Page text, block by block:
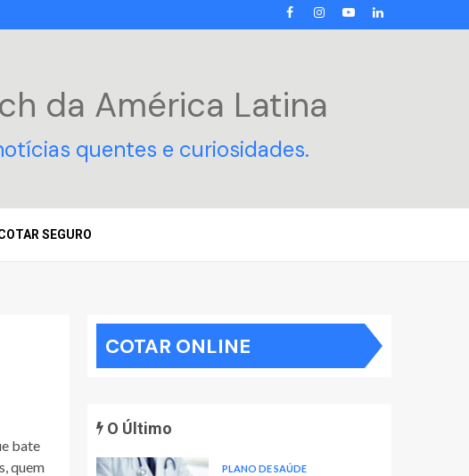
FACEBOOK
INSTAGRAM
YOUTUBE
LINKEDIN
da América Latina
quentes e curiosidades.
SEGURO
bate
quem
COTAR ONLINE
O Último
PLANO DE SAÚDE